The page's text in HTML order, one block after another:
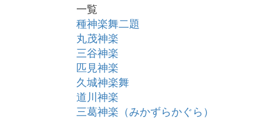
一覧
種神楽舞二題
丸茂神楽
三谷神楽
匹見神楽
久城神楽舞
道川神楽
三葛神楽（みかずらかぐら）